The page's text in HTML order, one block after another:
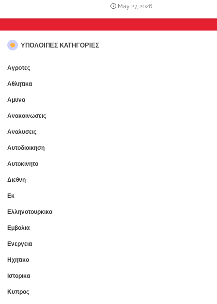
May 27, 2026
ΥΠΌΛΟΙΠΕΣ ΚΑΤΗΓΟΡΊΕΣ
Αγροτες
Αθλητικα
Αμυνα
Ανακοινωσεις
Αναλυσεις
Αυτοδιοικηση
Αυτοκινητο
Διεθνη
Εκ
Ελληνοτουρκικα
Εμβολια
Ενεργεια
Ηχητικο
Ιστορικα
Κυπρος